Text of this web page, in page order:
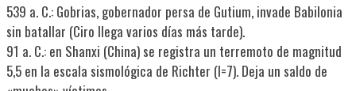
539 a. C.: Gobrias, gobernador persa de Gutium, invade Babilonia
sin batallar (Ciro llega varios días más tarde).
91 a. C.: en Shanxi (China) se registra un terremoto de magnitud
5,5 en la escala sismológica de Richter (I=7). Deja un saldo de